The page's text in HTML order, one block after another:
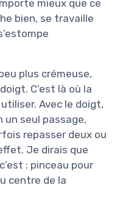
mieux que ce
bien, se travaille
plus crémeuse,
C’est là où la
Avec le doigt,
un seul passage,
repasser deux ou
Je dirais que
: pinceau pour
centre de la